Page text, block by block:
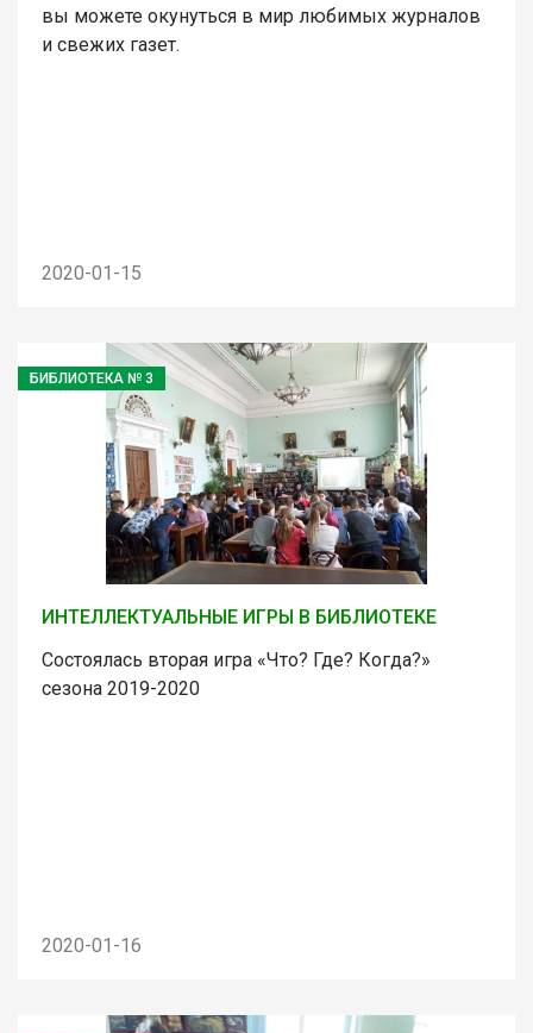
вы можете окунуться в мир любимых журналов
и свежих газет.
2020-01-15
БИБЛИОТЕКА № 3
ИНТЕЛЛЕКТУАЛЬНЫЕ ИГРЫ В БИБЛИОТЕКЕ
Состоялась вторая игра «Что? Где? Когда?»
сезона 2019-2020
2020-01-16